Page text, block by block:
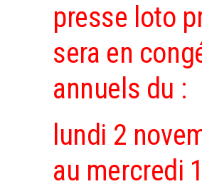
presse loto
sera en
annuels du :
lundi 2
au mercredi